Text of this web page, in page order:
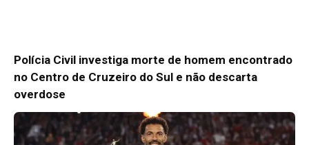
Polícia Civil investiga morte de homem encontrado
no Centro de Cruzeiro do Sul e não descarta
overdose